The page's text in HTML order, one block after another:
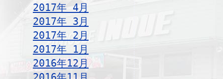
2017年 4月
2017年 3月
2017年 2月
2017年 1月
2016年12月